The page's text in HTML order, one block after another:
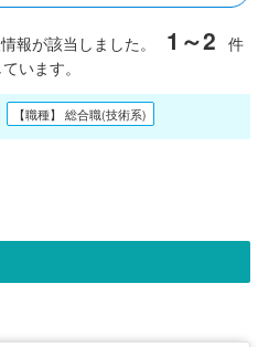
報が該当しました。 1～2 件
います。
【職種】 総合職(技術系)